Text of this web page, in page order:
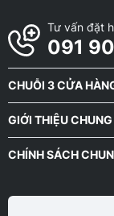
Tư vấn đặt
091
CHUỖI 3 CỬA
GIỚI THIỆU CHUNG
CHÍNH SÁCH